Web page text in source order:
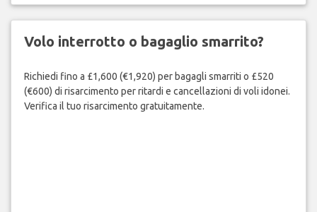
Volo interrotto o bagaglio smarrito?
Richiedi fino a £1,600 (€1,920) per bagagli smarriti o £520
(€600) di risarcimento per ritardi e cancellazioni di voli idonei.
Verifica il tuo risarcimento gratuitamente.